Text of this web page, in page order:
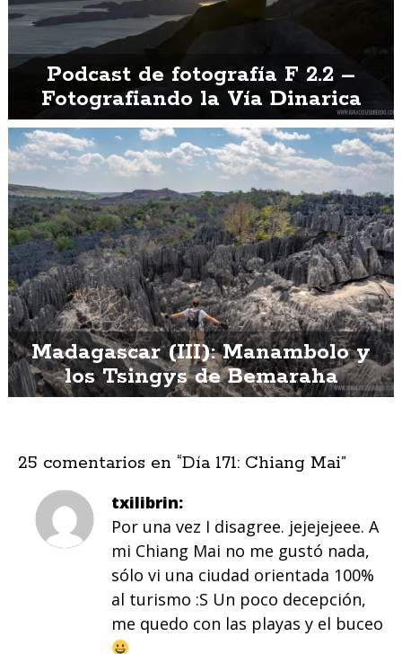
Podcast de fotografía F 2.2 –
Fotografiando la Vía Dinarica
Madagascar (III): Manambolo y
los Tsingys de Bemaraha
25 comentarios en “Día 171: Chiang Mai”
txilibrin
Por una vez I disagree. jejejejeee. A
mi Chiang Mai no me gustó nada,
sólo vi una ciudad orientada 100%
al turismo :S Un poco decepción,
me quedo con las playas y el buceo